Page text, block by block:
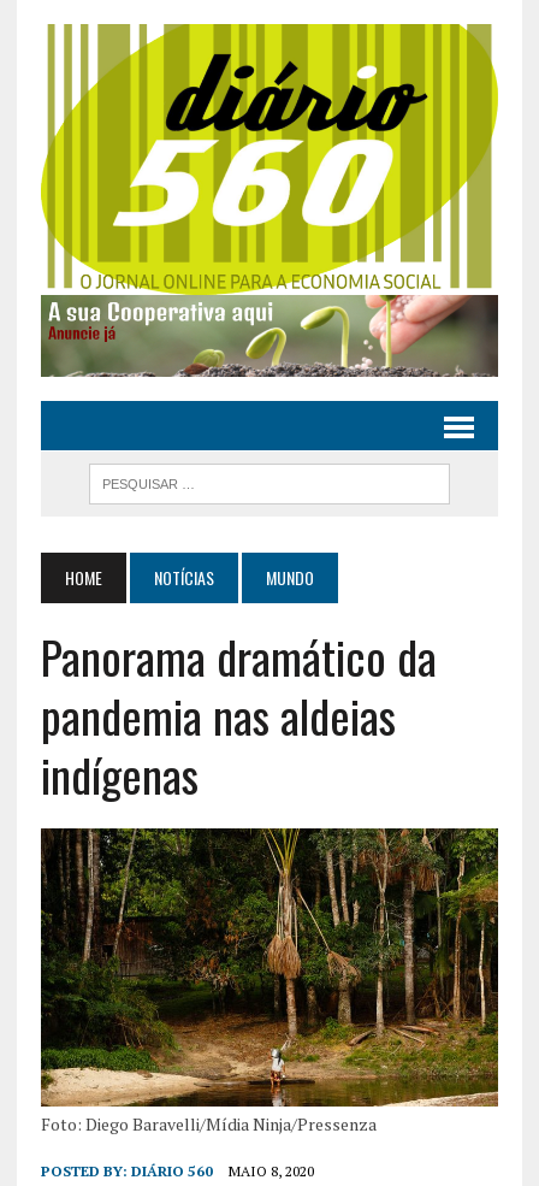
HOME NOTÍCIAS MUNDO
Panorama dramático da
pandemia nas aldeias
indígenas
Foto: Diego Baravelli/Mídia Ninja/Pressenza
POSTED BY: DIÁRIO 560 MAIO 8, 2020